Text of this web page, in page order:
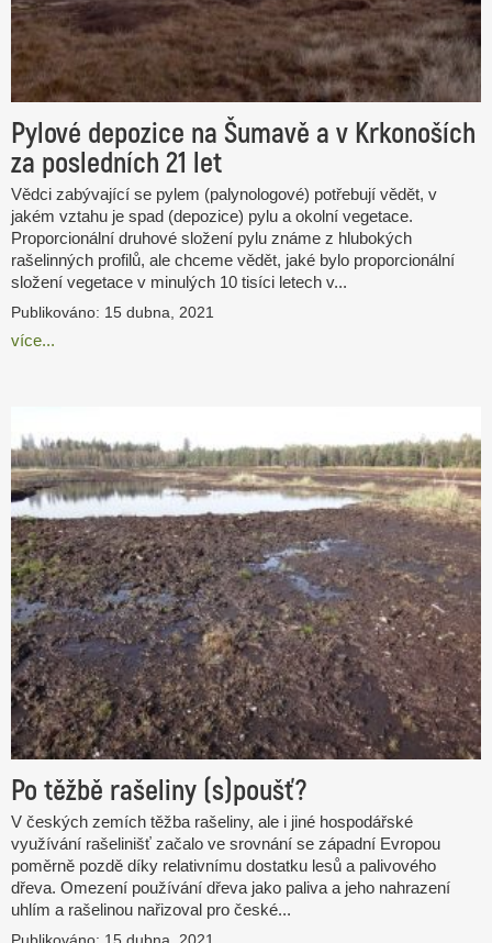
Pylové depozice na Šumavě a v Krkonoších
za posledních 21 let
Vědci zabývající se pylem (palynologové) potřebují vědět, v
jakém vztahu je spad (depozice) pylu a okolní vegetace.
Proporcionální druhové složení pylu známe z hlubokých
rašelinných profilů, ale chceme vědět, jaké bylo proporcionální
složení vegetace v minulých 10 tisíci letech v...
Publikováno: 15 dubna, 2021
více...
Po těžbě rašeliny (s)poušť?
V českých zemích těžba rašeliny, ale i jiné hospodářské
využívání rašelinišť začalo ve srovnání se západní Evropou
poměrně pozdě díky relativnímu dostatku lesů a palivového
dřeva. Omezení používání dřeva jako paliva a jeho nahrazení
uhlím a rašelinou nařizoval pro české...